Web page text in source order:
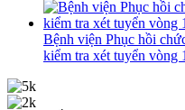
Bệnh viện Phục hồi
kiểm tra xét tuyển vòng